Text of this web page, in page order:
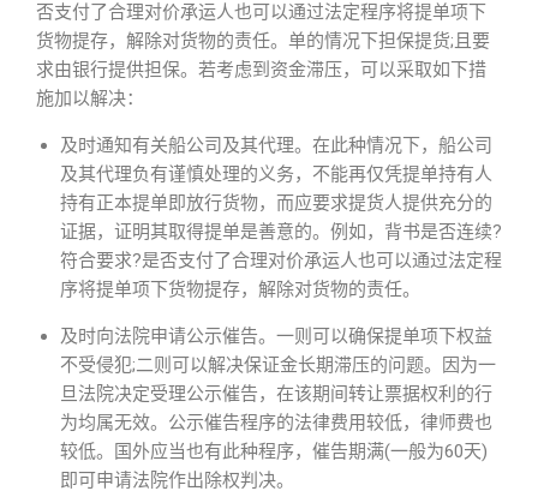
否支付了合理对价承运人也可以通过法定程序将提单项下
货物提存，解除对货物的责任。单的情况下担保提货;且要
求由银行提供担保。若考虑到资金滞压，可以采取如下措
施加以解决：
及时通知有关船公司及其代理。在此种情况下，船公司
及其代理负有谨慎处理的义务，不能再仅凭提单持有人
持有正本提单即放行货物，而应要求提货人提供充分的
证据，证明其取得提单是善意的。例如，背书是否连续?
符合要求?是否支付了合理对价承运人也可以通过法定程
序将提单项下货物提存，解除对货物的责任。
及时向法院申请公示催告。一则可以确保提单项下权益
不受侵犯;二则可以解决保证金长期滞压的问题。因为一
旦法院决定受理公示催告，在该期间转让票据权利的行
为均属无效。公示催告程序的法律费用较低，律师费也
较低。国外应当也有此种程序，催告期满(一般为60天)
即可申请法院作出除权判决。